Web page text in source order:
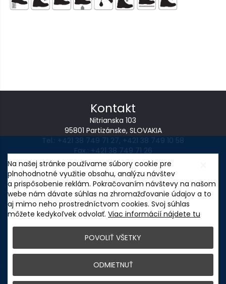
Kontakt
Nitrianska 103
95801 Partizánske, SLOVAKIA
Tel.:
+421 38 749 71 27, +421 38 749 10 58
Fax.: +421 38 749 71 26
E-mail:wintoperk@wintoperk.sk
NASTAVENIE COOKIES
Ochrana osobných údajov
Na našej stránke používame súbory cookie pre
plnohodnotné využitie obsahu, analýzu návštev
a prispôsobenie reklám. Pokračovaním návštevy na našom
webe nám dávate súhlas na zhromažďovanie údajov a to
aj mimo neho prostredníctvom cookies. Svoj súhlas
môžete kedykoľvek odvolať. Viac informácií nájdete tu
POVOLIŤ VŠETKY
ODMIETNUŤ